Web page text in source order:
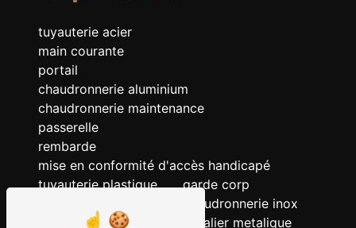
tuyauterie acier
main courante
portail
chaudronnerie aluminium
chaudronnerie maintenance
passerelle
rembarde
mise en conformité d'accès handicapé
tuyauterie plastique
chaudronnerie
garde corp
chaudronnerie inox
escalier metalique